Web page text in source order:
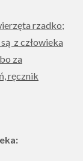
rzadko;
z człowieka
za
ręcznik